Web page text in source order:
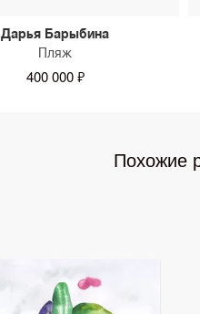
Дарья Барыбина
Пляж
400 000 ₽
Похожие